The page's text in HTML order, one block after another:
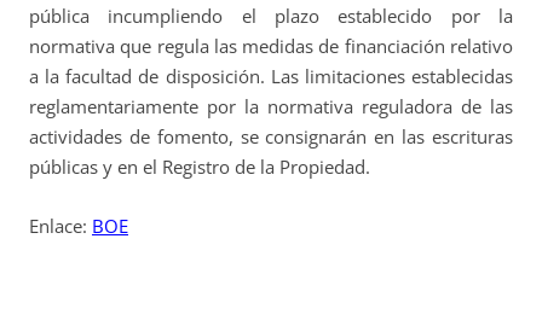
pública incumpliendo el plazo establecido por la
normativa que regula las medidas de financiación relativo
a la facultad de disposición. Las limitaciones establecidas
reglamentariamente por la normativa reguladora de las
actividades de fomento, se consignarán en las escrituras
públicas y en el Registro de la Propiedad.
Enlace: BOE